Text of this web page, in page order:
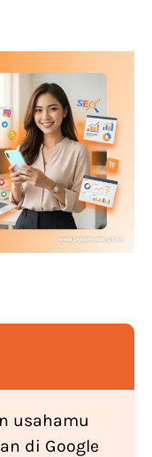
usahamu
di Google